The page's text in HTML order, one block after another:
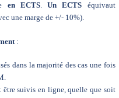
en ECTS. Un ECTS équivaut
une marge de +/- 10%).
:
dans la majorité des cas une fois
être suivis en ligne, quelle que soit